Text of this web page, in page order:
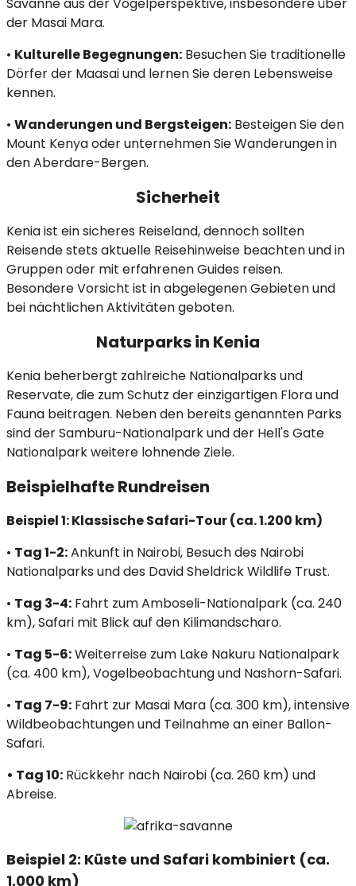
der Masai Mara.​
• Kulturelle Begegnungen: Besuchen Sie traditionelle
Dörfer der Maasai und lernen Sie deren Lebensweise
kennen.​
• Wanderungen und Bergsteigen: Besteigen Sie den
Mount Kenya oder unternehmen Sie Wanderungen in
den Aberdare-Bergen.​
Sicherheit
Kenia ist ein sicheres Reiseland, dennoch sollten
Reisende stets aktuelle Reisehinweise beachten und in
Gruppen oder mit erfahrenen Guides reisen.
Besondere Vorsicht ist in abgelegenen Gebieten und
bei nächtlichen Aktivitäten geboten.​
Naturparks in Kenia
Kenia beherbergt zahlreiche Nationalparks und
Reservate, die zum Schutz der einzigartigen Flora und
Fauna beitragen. Neben den bereits genannten Parks
sind der Samburu-Nationalpark und der Hell's Gate
Nationalpark weitere lohnende Ziele.​
Beispielhafte Rundreisen
Beispiel 1: Klassische Safari-Tour (ca. 1.200 km)
• Tag 1-2:Ankunft in Nairobi, Besuch des Nairobi
Nationalparks und des David Sheldrick Wildlife Trust.​
• Tag 3-4: Fahrt zum Amboseli-Nationalpark (ca. 240
km), Safari mit Blick auf den Kilimandscharo.​
• Tag 5-6:Weiterreise zum Lake Nakuru Nationalpark
(ca. 400 km), Vogelbeobachtung und Nashorn-Safari.​
• Tag 7-9: Fahrt zur Masai Mara (ca. 300 km), intensive
Wildbeobachtungen und Teilnahme an einer Ballon-
Safari.​
• Tag 10: Rückkehr nach Nairobi (ca. 260 km) und
Abreise.​
Beispiel 2: Küste und Safari kombiniert (ca.
1.000 km)